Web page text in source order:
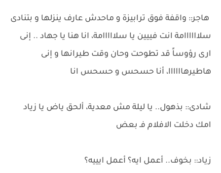
هاجر:: واقفة فوق ترابيزة و ماحدش عارف ينزلها و بتنادى
سلاااااامة انت فييين يا سلااااامة، انا هنا يا جهاد .. إنى
ارى رؤوساً قد تطوحت وحان وقت طيرانها و إنى
هاطيرهاااااا، أنا حسحس و حسحس انا
شادى:: بذهول.. يا ليلة مش معدية، ألحق ياض يا زياد
امك دخلت الافلام فـ بعض
زياد:: بخوف.. أعمل ايه؟ أعمل ايييه؟